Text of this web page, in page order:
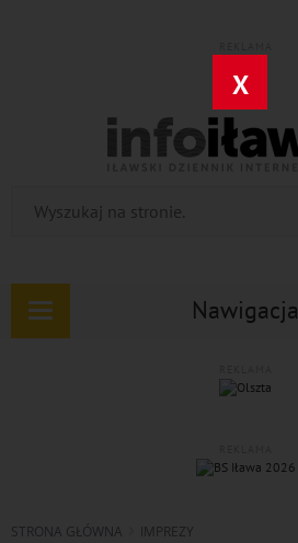
X
Nawigacja
Rozwiń
STRONA GŁÓWNA IMPREZY